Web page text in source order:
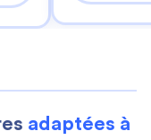
adaptées à